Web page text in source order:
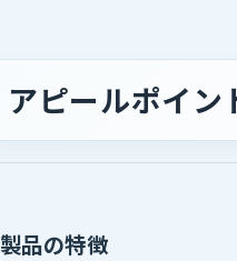
アピールポイン
製品の特徴